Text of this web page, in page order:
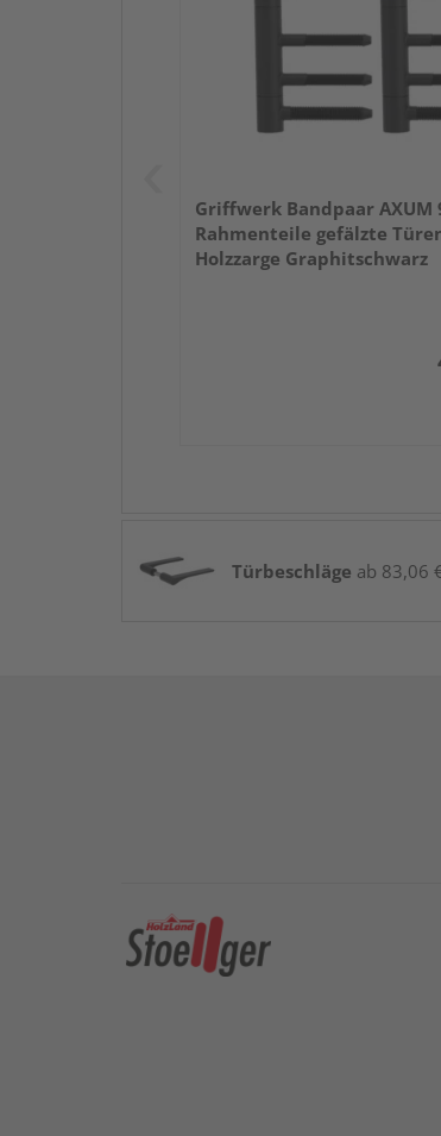
Griffwerk Bandpaar AXUM
Rahmenteile gefälzte
Holzzarge Graphitschwarz
Türbeschläge ab 83,06